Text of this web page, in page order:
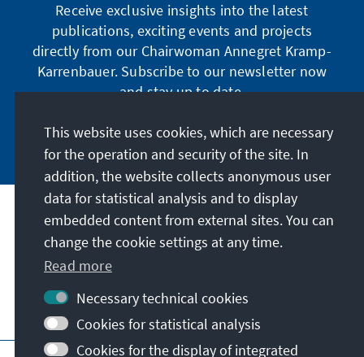
Receive exclusive insights into the latest
publications, exciting events and projects
directly from our Chairwoman Annegret Kramp-
Karrenbauer. Subscribe to our newsletter now
and stay up to date.
Subscribe now
Our mission
Contact
Further offers of the foundation
This website uses cookies, which are necessary
for the operation and security of the site. In
addition, the website collects anonymous user
data for statistical analysis and to display
embedded content from external sites. You can
change the cookie settings at any time.
Read more
Necessary technical cookies
Cookies for statistical analysis
Cookies for the display of integrated